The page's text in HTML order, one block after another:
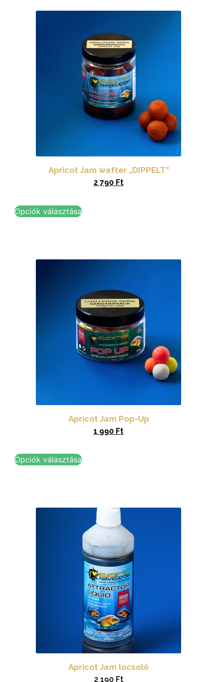
Apricot Jam wafter „DIPPELT”
2 790 Ft
Opciók választása
Apricot Jam Pop-Up
1 990 Ft
Opciók választása
Apricot Jam locsoló
2 190 Ft